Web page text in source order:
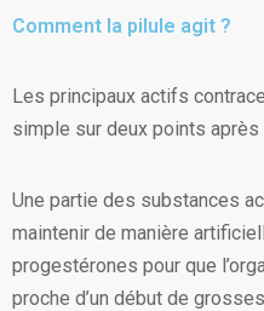
Comment la pilule agit ?
Les principaux actifs
simple sur deux points après
Une partie des substances
maintenir de manière
progestérones pour que
proche d’un début de